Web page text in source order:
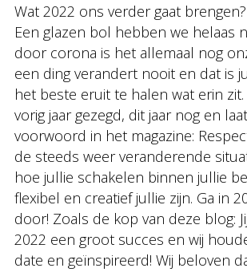
Wat 2022 ons verder gaat
Een glazen bol hebben we helaas
door corona is het allemaal nog
een ding verandert nooit en dat is
het beste eruit te halen wat erin
vorig jaar gezegd, dit jaar nog en
voorwoord in het magazine:
de steeds weer veranderende
hoe jullie schakelen binnen jullie
flexibel en creatief jullie zijn. Ga in
door! Zoals de kop van deze blog:
2022 een groot succes en wij
date en geïnspireerd! Wij beloven